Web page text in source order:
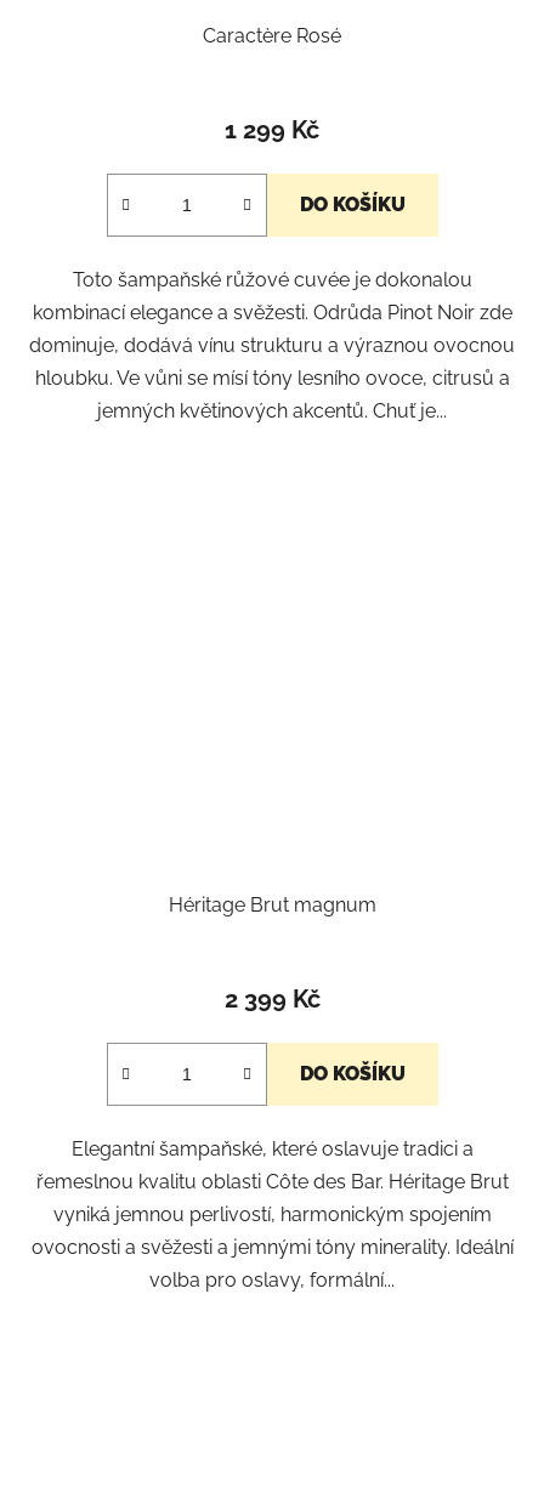
Caractère Rosé
1 299 Kč
DO KOŠÍKU
Toto šampaňské růžové cuvée je dokonalou
kombinací elegance a svěžesti. Odrůda Pinot Noir zde
dominuje, dodává vínu strukturu a výraznou ovocnou
hloubku. Ve vůni se mísí tóny lesního ovoce, citrusů a
jemných květinových akcentů. Chuť je...
Héritage Brut magnum
2 399 Kč
DO KOŠÍKU
Elegantní šampaňské, které oslavuje tradici a
řemeslnou kvalitu oblasti Côte des Bar. Héritage Brut
vyniká jemnou perlivostí, harmonickým spojením
ovocnosti a svěžesti a jemnými tóny minerality. Ideální
volba pro oslavy, formální...